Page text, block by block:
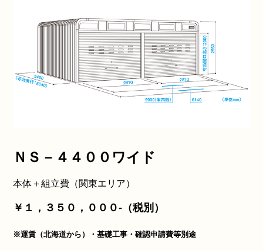
ＮＳ－４４００ワイド
本体＋組立費（関東エリア）
￥１，３５０，０００‐（税別）
※運賃（北海道から）・基礎工事・確認申請費等別途